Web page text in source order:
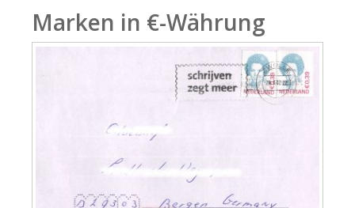
Marken in €-Währung